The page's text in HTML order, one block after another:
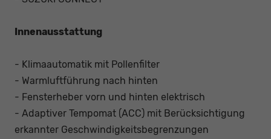
Innenausstattung
- Klimaautomatik mit Pollenfilter
- Warmluftführung nach hinten
- Fensterheber vorn und hinten elektrisch
- Adaptiver Tempomat (ACC) mit Berücksichtigung
erkannter Geschwindigkeitsbegrenzungen